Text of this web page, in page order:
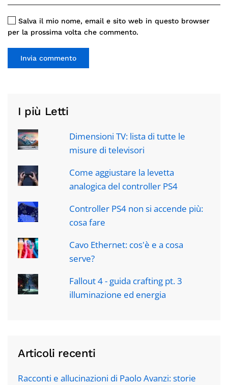
Salva il mio nome, email e sito web in questo browser
per la prossima volta che commento.
Invia commento
I più Letti
Dimensioni TV: lista di tutte le
misure di televisori
Come aggiustare la levetta
analogica del controller PS4
Controller PS4 non si accende più:
cosa fare
Cavo Ethernet: cos'è e a cosa
serve?
Fallout 4 - guida crafting pt. 3
illuminazione ed energia
Articoli recenti
Racconti e allucinazioni di Paolo Avanzi: storie